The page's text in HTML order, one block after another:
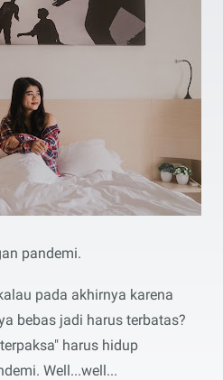
pandemi.
pada akhirnya karena
bebas jadi harus terbatas?
harus hidup
Well...well...